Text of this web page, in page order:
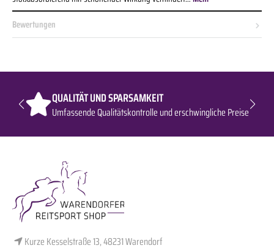
Bewertungen
QUALITÄT UND SPARSAMKEIT
Umfassende Qualitätskontrolle und erschwingliche Preise
Kurze Kesselstraße 13, 48231 Warendorf